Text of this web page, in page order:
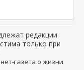
редакции
только при
газета о жизни